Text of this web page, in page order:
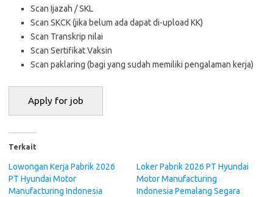
Scan Ijazah / SKL
Scan SKCK (jika belum ada dapat di-upload KK)
Scan Transkrip nilai
Scan Sertifikat Vaksin
Scan paklaring (bagi yang sudah memiliki pengalaman kerja)
Terkait
Lowongan Kerja Pabrik 2026
PT Hyundai Motor
Manufacturing Indonesia
Loker Pabrik 2026 PT Hyundai
Motor Manufacturing
Indonesia Pemalang Segara